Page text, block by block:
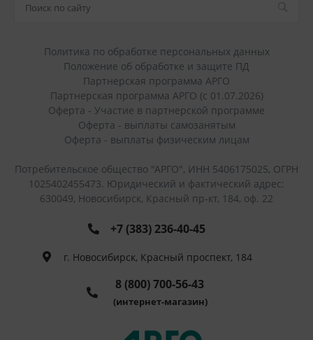
Политика по обработке персональных данных
Положение об обработке и защите ПД
Партнерская программа АРГО
Партнерская программа АРГО (с 01.07.2026)
Оферта - Участие в партнерской программе
Оферта - выплаты самозанятым
Оферта - выплаты физическим лицам
Потребительское общество "АРГО", ИНН 5406175025, ОГРН
1025402455473. Юридический и фактический адрес:
630049, Новосибирск, Красный пр-кт, 184, оф. 22
+7 (383) 236-40-45
г. Новосибирск, Красный проспект, 184
8 (800) 700-56-43
(интернет-магазин)